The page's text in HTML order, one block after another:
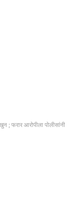
; फरार आरोपीला पोलीसांनी